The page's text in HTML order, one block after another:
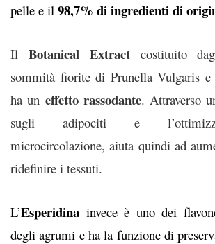
pelle e il 98,7% di ingredienti di
Il Botanical Extractcostituito
sommità fiorite di Prunella Vulgaris e
ha un effetto rassodante. Attraverso
sugli adipociti e
microcircolazione, aiuta quindi ad
ridefinire i tessuti.
L’Esperidina invece è uno dei
degli agrumi e ha la funzione di